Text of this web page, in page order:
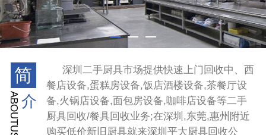
简
ABOUTUS 介
深圳二手厨具市场提供快速上门回收中、西
餐店设备,蛋糕房设备,饭店酒楼设备,茶餐厅设
备,火锅店设备,面包房设备,咖啡店设备等二手
厨具回收/餐具回收业务;在深圳,东莞,惠州附近
购买低价新旧厨具就来深圳平大厨具回收公